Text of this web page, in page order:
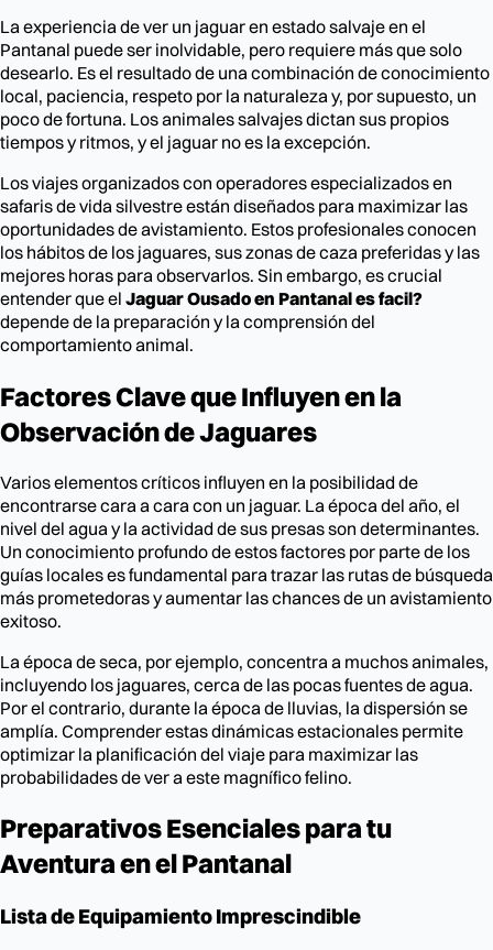
La experiencia de ver un jaguar en estado salvaje en el
Pantanal puede ser inolvidable, pero requiere más que solo
desearlo. Es el resultado de una combinación de conocimiento
local, paciencia, respeto por la naturaleza y, por supuesto, un
poco de fortuna. Los animales salvajes dictan sus propios
tiempos y ritmos, y el jaguar no es la excepción.
Los viajes organizados con operadores especializados en
safaris de vida silvestre están diseñados para maximizar las
oportunidades de avistamiento. Estos profesionales conocen
los hábitos de los jaguares, sus zonas de caza preferidas y las
mejores horas para observarlos. Sin embargo, es crucial
entender que el Jaguar Ousado en Pantanal es facil?
depende de la preparación y la comprensión del
comportamiento animal.
Factores Clave que Influyen en la
Observación de Jaguares
Varios elementos críticos influyen en la posibilidad de
encontrarse cara a cara con un jaguar. La época del año, el
nivel del agua y la actividad de sus presas son determinantes.
Un conocimiento profundo de estos factores por parte de los
guías locales es fundamental para trazar las rutas de búsqueda
más prometedoras y aumentar las chances de un avistamiento
exitoso.
La época de seca, por ejemplo, concentra a muchos animales,
incluyendo los jaguares, cerca de las pocas fuentes de agua.
Por el contrario, durante la época de lluvias, la dispersión se
amplía. Comprender estas dinámicas estacionales permite
optimizar la planificación del viaje para maximizar las
probabilidades de ver a este magnífico felino.
Preparativos Esenciales para tu
Aventura en el Pantanal
Lista de Equipamiento Imprescindible